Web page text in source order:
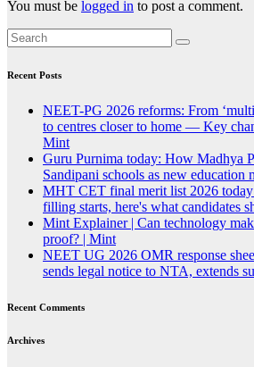
You must be logged in to post a comment.
Recent Posts
NEET-PG 2026 reforms: From
to centres closer to home — Key
Mint
Guru Purnima today: How Madhya
Sandipani schools as new education
MHT CET final merit list 2026
filling starts, here's what candidates
Mint Explainer | Can technology
proof? | Mint
NEET UG 2026 OMR response
sends legal notice to NTA, extends
Recent Comments
Archives